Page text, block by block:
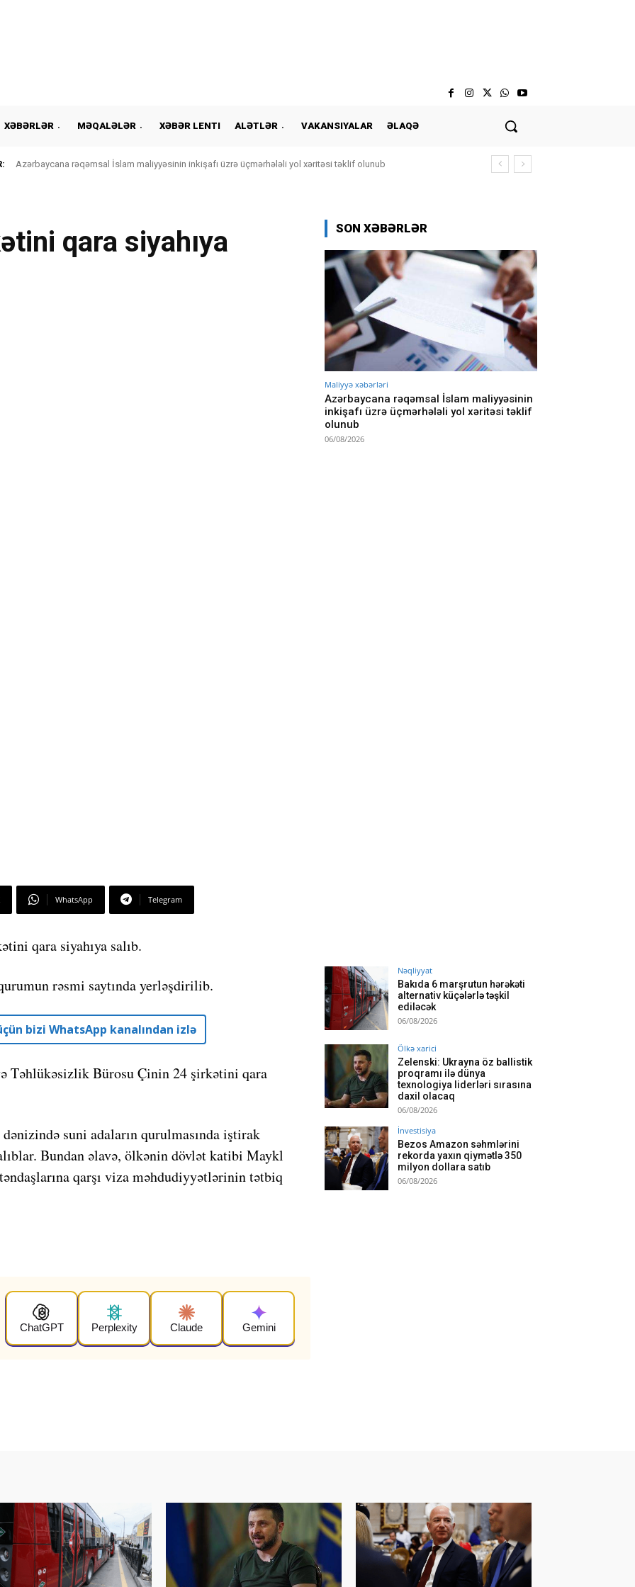
XƏBƏRLƏR MƏQALƏLƏR XƏBƏR LENTI ALƏTLƏR VAKANSIYALAR ƏLAQƏ
Azərbaycana rəqəmsal İslam maliyyəsinin inkişafı üzrə üçmərhələli yol xəritəsi təklif olunub
qara siyahıya
WhatsApp Telegram
qara siyahıya salıb.
rəsmi saytında yerləşdirilib.
bizi WhatsApp kanalından izlə
Təhlükəsizlik Bürosu Çinin 24 şirkətini qara
suni adaların qurulmasında iştirak
Bundan əlavə, ölkənin dövlət katibi Maykl
qarşı viza məhdudiyyətlərinin tətbiq
ChatGPT Perplexity Claude Gemini
SON XƏBƏRLƏR
Maliyyə xəbərləri
Azərbaycana rəqəmsal İslam maliyyəsinin
inkişafı üzrə üçmərhələli yol xəritəsi təklif
olunub
06/08/2026
Nəqliyyat
Bakıda 6 marşrutun hərəkəti
alternativ küçələrlə təşkil
ediləcək
06/08/2026
Ölkə xarici
Zelenski: Ukrayna öz ballistik
proqramı ilə dünya
texnologiya liderləri sırasına
daxil olacaq
06/08/2026
İnvestisiya
Bezos Amazon səhmlərini
rekorda yaxın qiymətlə 350
milyon dollara satıb
06/08/2026